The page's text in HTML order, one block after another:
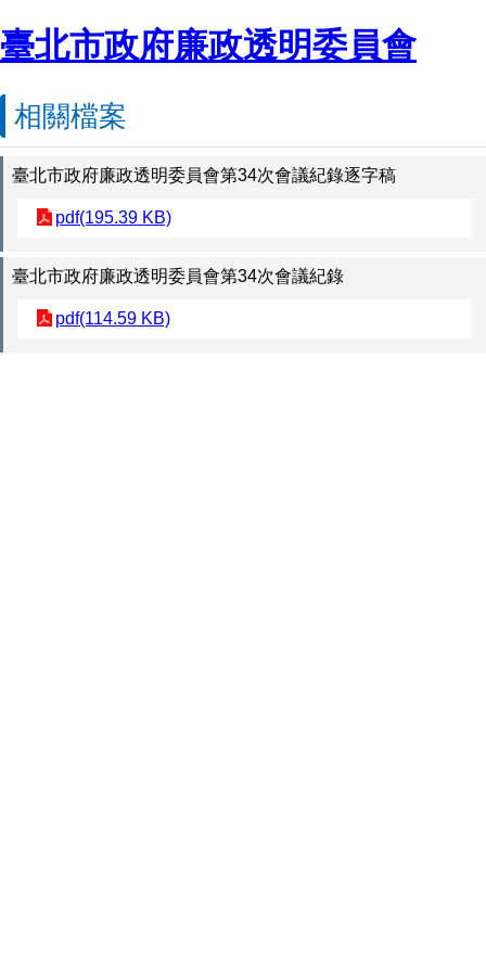
臺北市政府廉政透明委員會
相關檔案
臺北市政府廉政透明委員會第34次會議紀錄逐字稿
pdf(195.39 KB)
臺北市政府廉政透明委員會第34次會議紀錄
pdf(114.59 KB)